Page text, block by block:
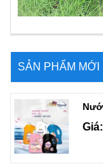
SẢN PHẨM MỚI
Giá: